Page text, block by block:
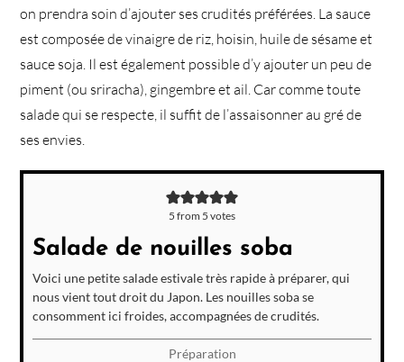
on prendra soin d’ajouter ses crudités préférées. La sauce
est composée de vinaigre de riz, hoisin, huile de sésame et
sauce soja. Il est également possible d’y ajouter un peu de
piment (ou sriracha), gingembre et ail. Car comme toute
salade qui se respecte, il suffit de l’assaisonner au gré de
ses envies.
5 from 5 votes
Salade de nouilles soba
Voici une petite salade estivale très rapide à préparer, qui
nous vient tout droit du Japon. Les nouilles soba se
consomment ici froides, accompagnées de crudités.
Préparation